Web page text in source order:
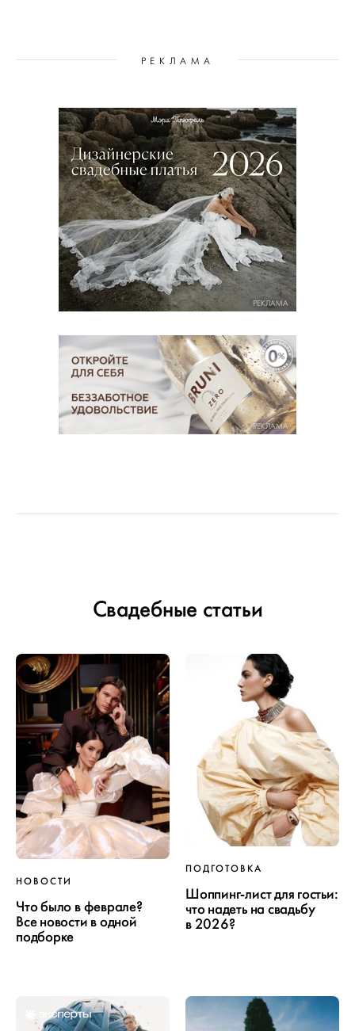
РЕКЛАМА
РЕКЛАМА
РЕКЛАМА
Свадебные статьи
НОВОСТИ
Что было в феврале?
Все новости в одной
подборке
ПОДГОТОВКА
Шоппинг-лист для гостьи:
что надеть на свадьбу
в 2026?